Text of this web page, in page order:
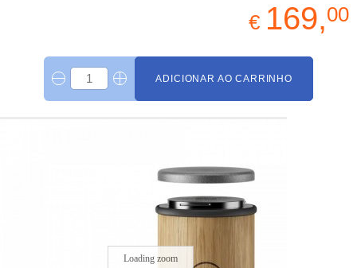
€ 169,00
ADICIONAR AO CARRINHO
Loading zoom